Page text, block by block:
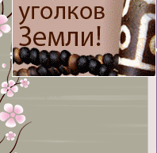
xml-карта